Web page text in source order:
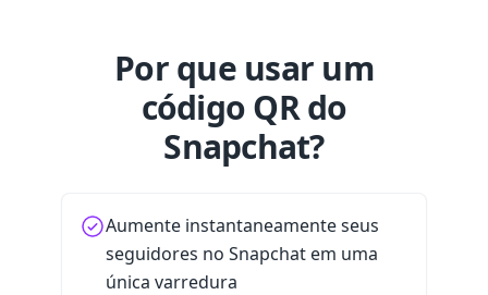
Por que usar um
código QR do
Snapchat?
Aumente instantaneamente seus
seguidores no Snapchat em uma
única varredura